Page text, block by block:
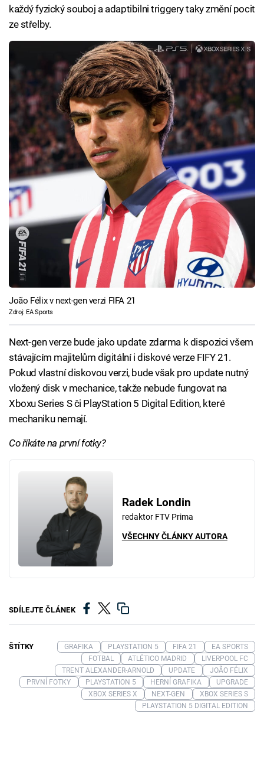
každý fyzický souboj a adaptibilni triggery taky změní pocit
ze střelby.
João Félix v next-gen verzi FIFA 21
Zdroj: EA Sports
Next-gen verze bude jako update zdarma k dispozici všem
stávajícím majitelům digitální i diskové verze FIFY 21.
Pokud vlastní diskovou verzi, bude však pro update nutný
vložený disk v mechanice, takže nebude fungovat na
Xboxu Series S či PlayStation 5 Digital Edition, které
mechaniku nemají.
Co říkáte na první fotky?
Radek Londin
redaktor FTV Prima
VŠECHNY ČLÁNKY AUTORA
SDÍLEJTE ČLÁNEK
ŠTÍTKY GRAFIKA PLAYSTATION 5 FIFA 21
EA SPORTS
FOTBAL
ATLÉTICO MADRID
LIVERPOOL FC
TRENT ALEXANDER-ARNOLD
UPDATE
JOÃO FÉLIX
PRVNÍ FOTKY
PLAYSTATION 5 HERNÍ GRAFIKA
UPGRADE
XBOX SERIES X
NEXT-GEN
XBOX SERIES S
PLAYSTATION 5 DIGITAL EDITION